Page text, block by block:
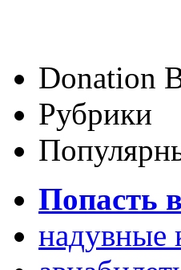
Donation
Рубрики
Попасть
надувные